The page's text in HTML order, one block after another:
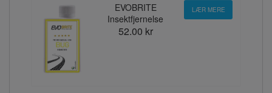
EVOBRITE
Insektfjernelse
52.00 kr
LÆR MERE